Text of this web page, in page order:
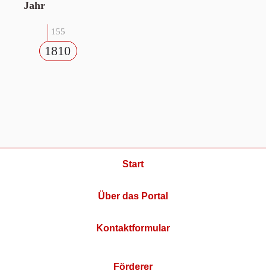
Jahr
155
1810
Start
Über das Portal
Kontaktformular
Förderer